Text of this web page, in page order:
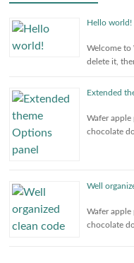
Hello world!
Welcome to
delete it,
Extended
Wafer apple
chocolate
Well
Wafer apple
chocolate